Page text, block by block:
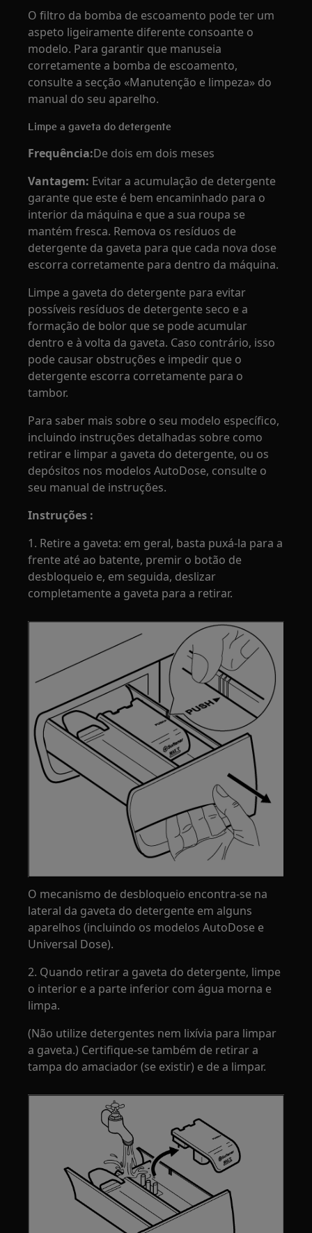
O filtro da bomba de escoamento pode ter um
aspeto ligeiramente diferente consoante o
modelo. Para garantir que manuseia
corretamente a bomba de escoamento,
consulte a secção «Manutenção e limpeza» do
manual do seu aparelho.
Limpe a gaveta do detergente
Frequência:De dois em dois meses
Vantagem: Evitar a acumulação de detergente
garante que este é bem encaminhado para o
interior da máquina e que a sua roupa se
mantém fresca. Remova os resíduos de
detergente da gaveta para que cada nova dose
escorra corretamente para dentro da máquina.
Limpe a gaveta do detergente para evitar
possíveis resíduos de detergente seco e a
formação de bolor que se pode acumular
dentro e à volta da gaveta. Caso contrário, isso
pode causar obstruções e impedir que o
detergente escorra corretamente para o
tambor.
Para saber mais sobre o seu modelo específico,
incluindo instruções detalhadas sobre como
retirar e limpar a gaveta do detergente, ou os
depósitos nos modelos AutoDose, consulte o
seu manual de instruções.
Instruções :
1. Retire a gaveta: em geral, basta puxá-la para a
frente até ao batente, premir o botão de
desbloqueio e, em seguida, deslizar
completamente a gaveta para a retirar.
O mecanismo de desbloqueio encontra-se na
lateral da gaveta do detergente em alguns
aparelhos (incluindo os modelos AutoDose e
Universal Dose).
2. Quando retirar a gaveta do detergente, limpe
o interior e a parte inferior com água morna e
limpa.
(Não utilize detergentes nem lixívia para limpar
a gaveta.) Certifique-se também de retirar a
tampa do amaciador (se existir) e de a limpar.